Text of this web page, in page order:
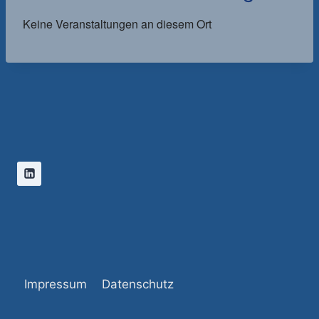
Keine Veranstaltungen an diesem Ort
Impressum Datenschutz